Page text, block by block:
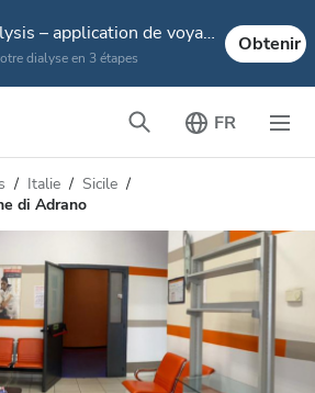
bookdialysis – application de voyage
dialyse en 3 étapes
Obtenir
FR
Italie
Sicile
di Adrano